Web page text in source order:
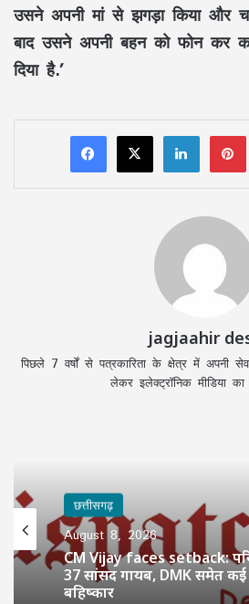
उसने अपनी मां से झगड़ा किया और
बाद उसने अपनी बहन को फोन कर
दिया है.’
LinkedIn
jagjaahir
पिछले 7 वर्षों से पत्रकारिता के क्षेत्र में अपनी
लेकर इलेक्ट्रॉनिक मीडिया
छत्तीसगढ़
August 8, 2026
CM Vijay faces setback:
37 सांसद गायब, DMK समेत कई
बहिष्कार